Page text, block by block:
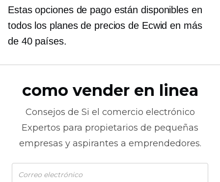
Estas opciones de pago están disponibles en
todos los planes de precios de Ecwid en más
de 40 países.
como vender en linea
Consejos de Si el comercio electrónico
Expertos para propietarios de pequeñas
empresas y aspirantes a emprendedores.